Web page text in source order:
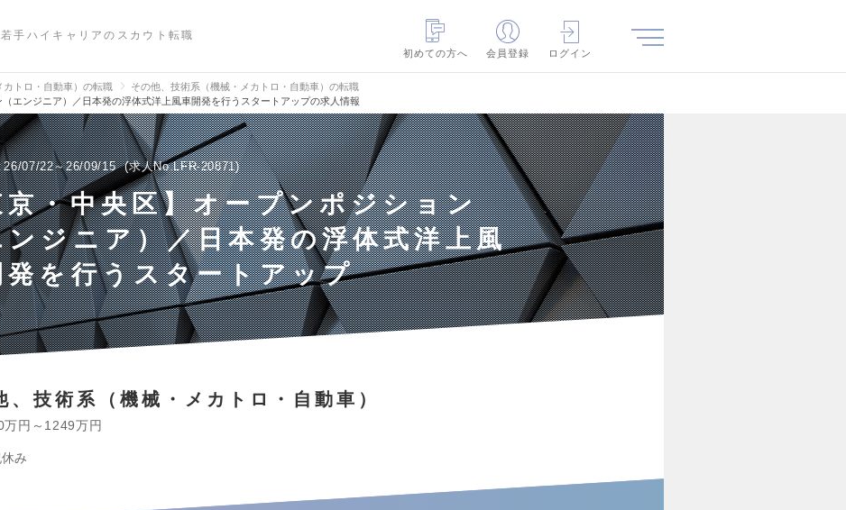
若手ハイキャリアのスカウト転職
初めての方へ
会員登録 ログイン
トロ・自動車）の転職
その他、技術系（機械・メカトロ・自動車）の転職
（エンジニア）／日本発の浮体式洋上風車開発を行うスタートアップの求人情報
26/07/22～26/09/15 求人No.LFR-20871
京・中央区】オープンポジション
ンジニア）／日本発の浮体式洋上風
発を行うスタートアップ
、技術系（機械・メカトロ・自動車）
万円～1249万円
み